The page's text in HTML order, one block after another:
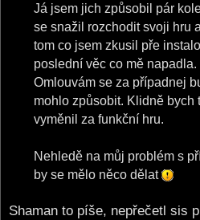
Já jsem jich způsobil pár
se snažil rozchodit svoji hru
tom co jsem zkusil pře
poslední věc co mě
Omlouvám se za případnej
mohlo způsobit. Klidně bych
vyměnil za funkční hru.
Nehledě na můj problém s
by se mělo něco dělat
Shaman to píše, nepřečetl sis